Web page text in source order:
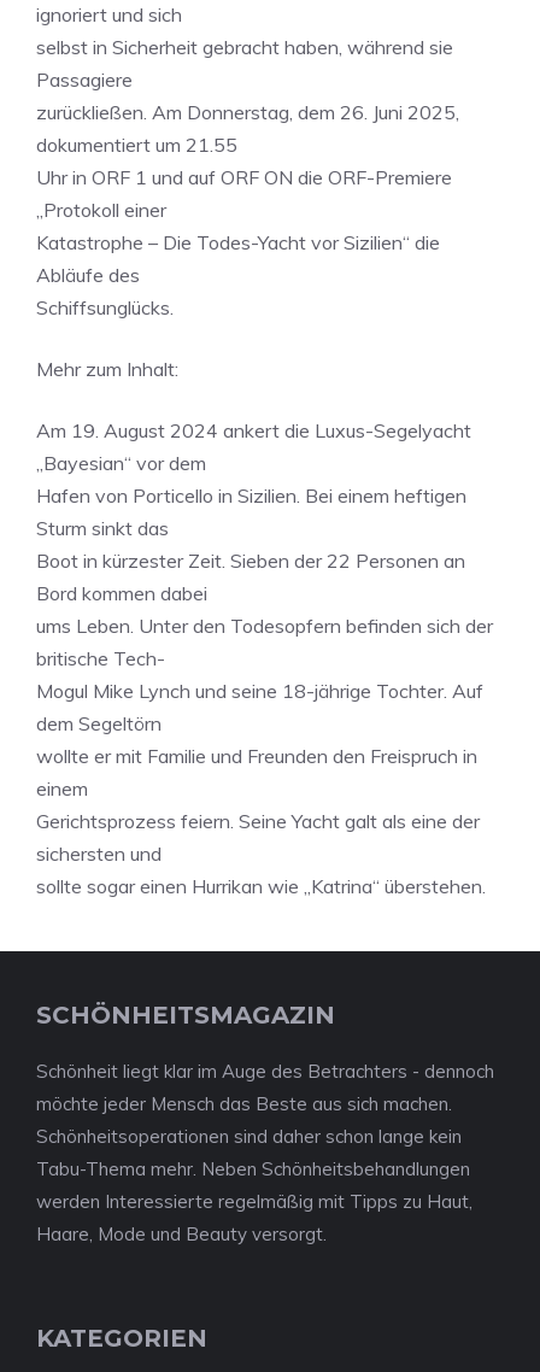
ignoriert und sich
selbst in Sicherheit gebracht haben, während sie
Passagiere
zurückließen. Am Donnerstag, dem 26. Juni 2025,
dokumentiert um 21.55
Uhr in ORF 1 und auf ORF ON die ORF-Premiere
„Protokoll einer
Katastrophe – Die Todes-Yacht vor Sizilien“ die
Abläufe des
Schiffsunglücks.
Mehr zum Inhalt:
Am 19. August 2024 ankert die Luxus-Segelyacht
„Bayesian“ vor dem
Hafen von Porticello in Sizilien. Bei einem heftigen
Sturm sinkt das
Boot in kürzester Zeit. Sieben der 22 Personen an
Bord kommen dabei
ums Leben. Unter den Todesopfern befinden sich der
britische Tech-
Mogul Mike Lynch und seine 18-jährige Tochter. Auf
dem Segeltörn
wollte er mit Familie und Freunden den Freispruch in
einem
Gerichtsprozess feiern. Seine Yacht galt als eine der
sichersten und
sollte sogar einen Hurrikan wie „Katrina“ überstehen.
SCHÖNHEITSMAGAZIN
Schönheit liegt klar im Auge des Betrachters - dennoch
möchte jeder Mensch das Beste aus sich machen.
Schönheitsoperationen sind daher schon lange kein
Tabu-Thema mehr. Neben Schönheitsbehandlungen
werden Interessierte regelmäßig mit Tipps zu Haut,
Haare, Mode und Beauty versorgt.
KATEGORIEN